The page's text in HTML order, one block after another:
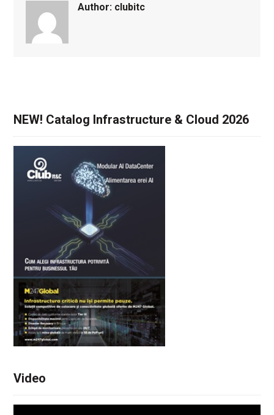
Author: clubitc
NEW! Catalog Infrastructure & Cloud 2026
Video